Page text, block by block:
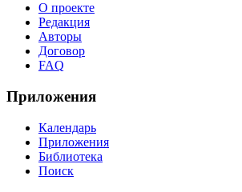
О проекте
Редакция
Авторы
Договор
FAQ
Приложения
Календарь
Приложения
Библиотека
Поиск